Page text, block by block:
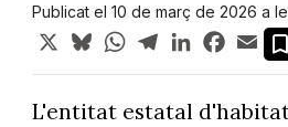
Publicat el 10 de març de 2026 a
X BlueskyWhatsApp
TelegramLinkedIn
L'entitat estatal